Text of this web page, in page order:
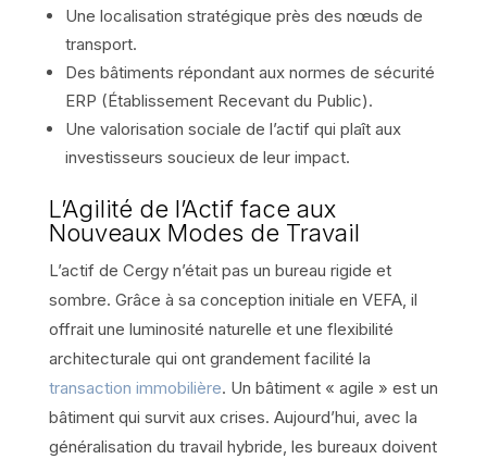
Une localisation stratégique près des nœuds de
transport.
Des bâtiments répondant aux normes de sécurité
ERP (Établissement Recevant du Public).
Une valorisation sociale de l’actif qui plaît aux
investisseurs soucieux de leur impact.
L’Agilité de l’Actif face aux
Nouveaux Modes de Travail
L’actif de Cergy n’était pas un bureau rigide et
sombre. Grâce à sa conception initiale en VEFA, il
offrait une luminosité naturelle et une flexibilité
architecturale qui ont grandement facilité la
transaction immobilière. Un bâtiment « agile » est un
bâtiment qui survit aux crises. Aujourd’hui, avec la
généralisation du travail hybride, les bureaux doivent